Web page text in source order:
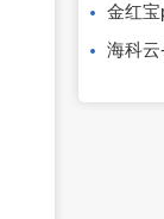
金红宝
海科云